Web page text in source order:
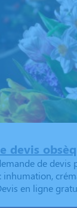
devis
de devis
inhumation,
en ligne